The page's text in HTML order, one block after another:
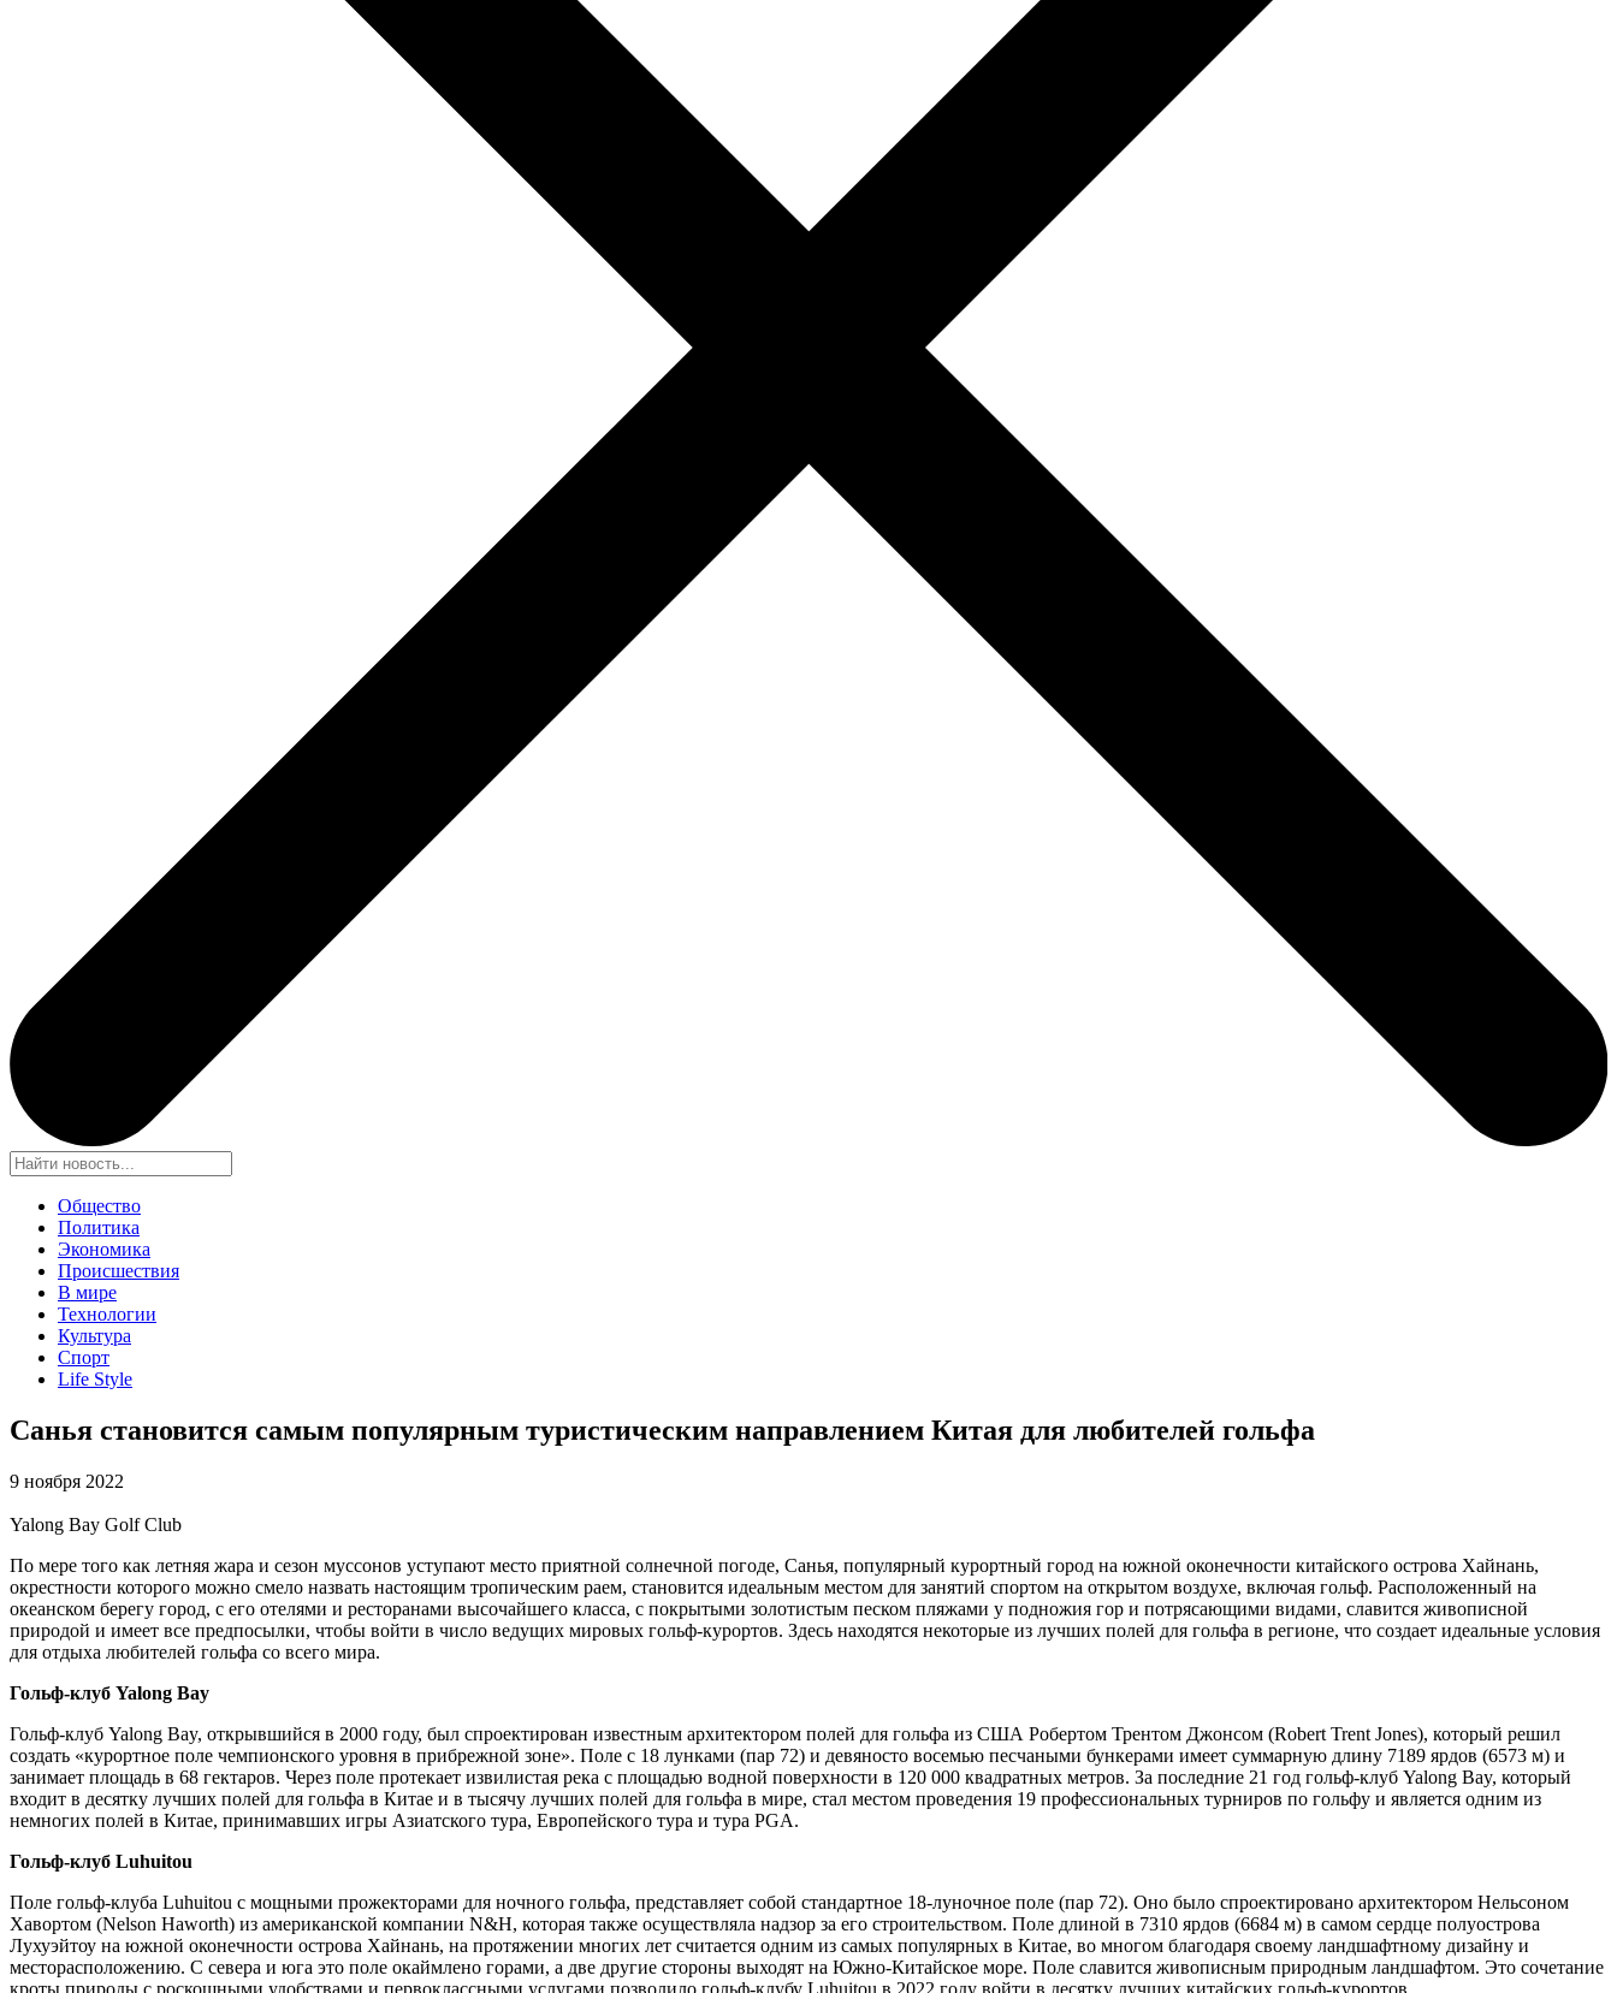
Общество
Политика
Экономика
Происшествия
В мире
Технологии
Культура
Спорт
Life Style
Санья становится самым популярным туристическим направлением Китая для любителей гольфа
9 ноября 2022
Yalong Bay Golf Club
По мере того как летняя жара и сезон муссонов уступают место приятной солнечной погоде, Санья, популярный курортный город на южной оконечности китайского острова Хайнань,
окрестности которого можно смело назвать настоящим тропическим раем, становится идеальным местом для занятий спортом на открытом воздухе, включая гольф. Расположенный на
океанском берегу город, с его отелями и ресторанами высочайшего класса, с покрытыми золотистым песком пляжами у подножия гор и потрясающими видами, славится живописной
природой и имеет все предпосылки, чтобы войти в число ведущих мировых гольф-курортов. Здесь находятся некоторые из лучших полей для гольфа в регионе, что создает идеальные условия
для отдыха любителей гольфа со всего мира.
Гольф-клуб Yalong Bay
Гольф-клуб Yalong Bay, открывшийся в 2000 году, был спроектирован известным архитектором полей для гольфа из США Робертом Трентом Джонсом (Robert Trent Jones), который решил
создать «курортное поле чемпионского уровня в прибрежной зоне». Поле с 18 лунками (пар 72) и девяносто восемью песчаными бункерами имеет суммарную длину 7189 ярдов (6573 м) и
занимает площадь в 68 гектаров. Через поле протекает извилистая река с площадью водной поверхности в 120 000 квадратных метров. За последние 21 год гольф-клуб Yalong Bay, который
входит в десятку лучших полей для гольфа в Китае и в тысячу лучших полей для гольфа в мире, стал местом проведения 19 профессиональных турниров по гольфу и является одним из
немногих полей в Китае, принимавших игры Азиатского тура, Европейского тура и тура PGA.
Гольф-клуб Luhuitou
Поле гольф-клуба Luhuitou с мощными прожекторами для ночного гольфа, представляет собой стандартное 18-луночное поле (пар 72). Оно было спроектировано архитектором Нельсоном
Хавортом (Nelson Haworth) из американской компании N&H, которая также осуществляла надзор за его строительством. Поле длиной в 7310 ярдов (6684 м) в самом сердце полуострова
Лухуэйтоу на южной оконечности острова Хайнань, на протяжении многих лет считается одним из самых популярных в Китае, во многом благодаря своему ландшафтному дизайну и
месторасположению. С севера и юга это поле окаймлено горами, а две другие стороны выходят на Южно-Китайское море. Поле славится живописным природным ландшафтом. Это сочетание